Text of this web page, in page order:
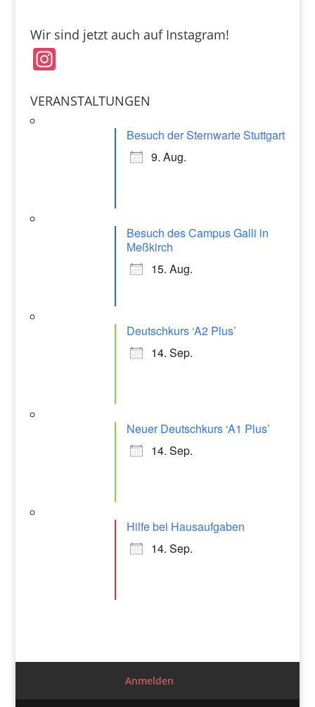
c
e
b
o
ai
l
at
p
Wir sind jetzt auch auf Instagram!
In
a
VERANSTALTUNGEN
Besuch der Sternwarte Stuttgart
9. Aug.
Besuch des Campus Galli in
Meßkirch
15. Aug.
Deutschkurs ‘A2 Plus’
14. Sep.
Neuer Deutschkurs ‘A1 Plus’
14. Sep.
Hilfe bei Hausaufgaben
14. Sep.
Anmelden